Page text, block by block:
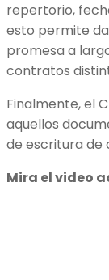
repertorio,
esto permite
promesa a
contratos
Finalmente, el
aquellos
de escritura de
Mira el video